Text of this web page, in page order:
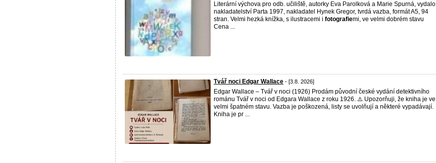
Literární výchova pro odb. učiliště, autorky Eva Parolková a Marie Spurná, vydalo
nakladatelství Parta 1997, nakladatel Hynek Gregor, tvrdá vazba, formát A5, 94
stran. Velmi hezká knížka, s ilustracemi i fotografiemi, ve velmi dobrém stavu
Cena ...
Tvář noci Edgar Wallace - [3.8. 2026]
Edgar Wallace – Tvář v noci (1926) Prodám původní české vydání detektivního
románu Tvář v noci od Edgara Wallace z roku 1926. ⚠️ Upozorňuji, že kniha je ve
velmi špatném stavu. Vazba je poškozená, listy se uvolňují a některé vypadávají.
Kniha je pr ...